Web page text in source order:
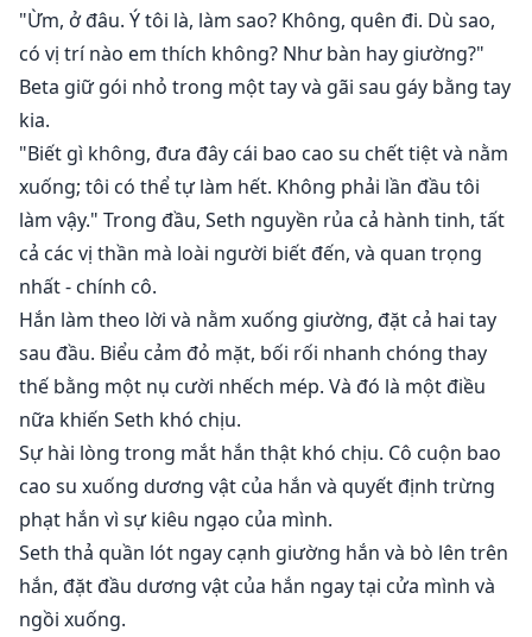
"Ừm, ở đâu. Ý tôi là, làm sao? Không, quên đi. Dù sao,
có vị trí nào em thích không? Như bàn hay giường?"
Beta giữ gói nhỏ trong một tay và gãi sau gáy bằng tay
kia.
"Biết gì không, đưa đây cái bao cao su chết tiệt và nằm
xuống; tôi có thể tự làm hết. Không phải lần đầu tôi
làm vậy." Trong đầu, Seth nguyền rủa cả hành tinh, tất
cả các vị thần mà loài người biết đến, và quan trọng
nhất - chính cô.
Hắn làm theo lời và nằm xuống giường, đặt cả hai tay
sau đầu. Biểu cảm đỏ mặt, bối rối nhanh chóng thay
thế bằng một nụ cười nhếch mép. Và đó là một điều
nữa khiến Seth khó chịu.
Sự hài lòng trong mắt hắn thật khó chịu. Cô cuộn bao
cao su xuống dương vật của hắn và quyết định trừng
phạt hắn vì sự kiêu ngạo của mình.
Seth thả quần lót ngay cạnh giường hắn và bò lên trên
hắn, đặt đầu dương vật của hắn ngay tại cửa mình và
ngồi xuống.